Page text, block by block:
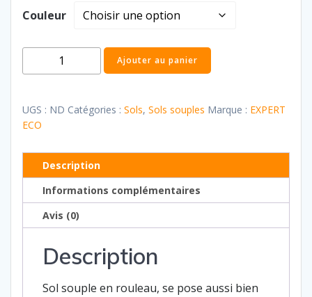
Couleur
quantité
de
Eco
Ajouter au panier
UGS : ND Catégories : Sols, Sols souples Marque : EXPERT
ECO
Description
Informations complémentaires
Avis (0)
Description
Sol souple en rouleau, se pose aussi bien